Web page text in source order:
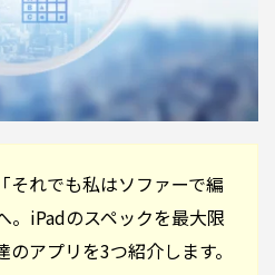
それでも私はソファーで編
。iPadのスペックを最大限
アプリを3つ紹介します。